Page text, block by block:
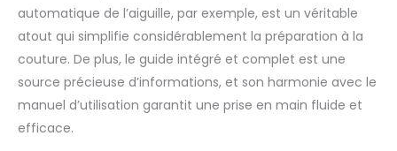
automatique de l’aiguille, par exemple, est un véritable
atout qui simplifie considérablement la préparation à la
couture. De plus, le guide intégré et complet est une
source précieuse d’informations, et son harmonie avec le
manuel d’utilisation garantit une prise en main fluide et
efficace.